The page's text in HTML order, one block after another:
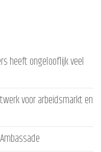
heeft ongelooflijk veel
voor arbeidsmarkt en